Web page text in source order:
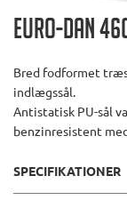
EURO-DAN
Bred fodformet
indlægssål.
Antistatisk PU-sål
benzinresistent
SPECIFIKATIONER